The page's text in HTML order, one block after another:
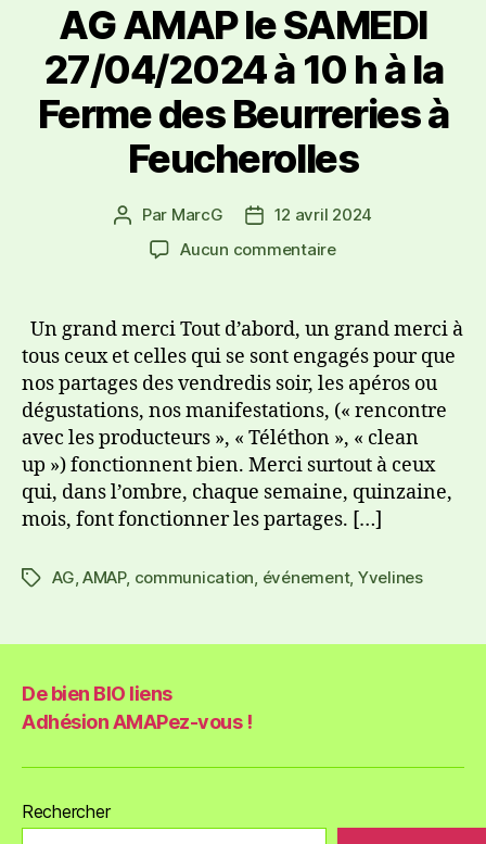
AG AMAP le SAMEDI
27/04/2024 à 10 h à la
Ferme des Beurreries à
Feucherolles
Par MarcG
12 avril 2024
Aucun commentaire
Un grand merci Tout d’abord, un grand merci à
tous ceux et celles qui se sont engagés pour que
nos partages des vendredis soir, les apéros ou
dégustations, nos manifestations, (« rencontre
avec les producteurs », « Téléthon », « clean
up ») fonctionnent bien. Merci surtout à ceux
qui, dans l’ombre, chaque semaine, quinzaine,
mois, font fonctionner les partages. […]
AG, AMAP, communication, événement, Yvelines
De bien BIO liens
Adhésion AMAPez-vous !
Rechercher